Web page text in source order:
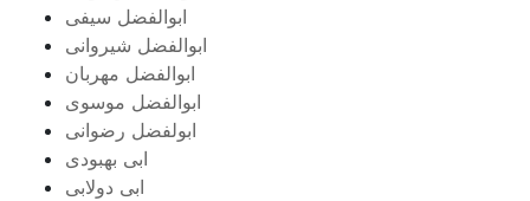
ابوالفضل سیفی
ابوالفضل شیروانی
ابوالفضل مهربان
ابوالفضل موسوی
ابولفضل رضوانی
ابی بهبودی
ابی دولابی